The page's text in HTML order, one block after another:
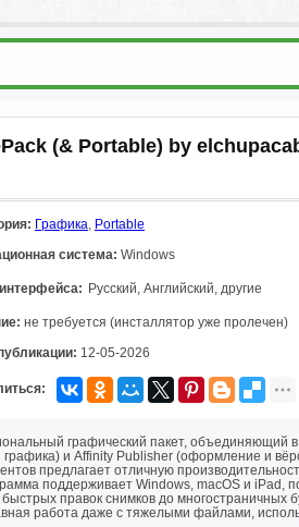
(& Portable) by
Графика, Portable
система: Windows
Русский, Английский, другие
не требуется (инсталлятор уже пролечен)
12-05-2026
графический пакет, объединяющий
и Affinity Publisher (оформление и
предлагает отличную
поддерживает Windows, macOS и
правок снимков до многостраничных
работа даже с тяжелыми файлами,